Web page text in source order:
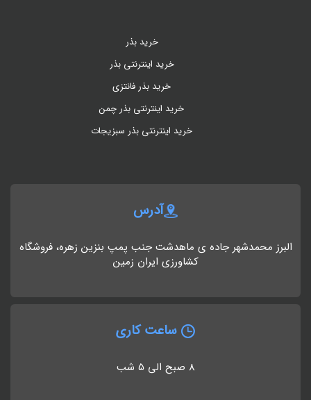
خرید بذر
خرید اینترنتی بذر
خرید بذر فانتزی
خرید اینترنتی بذر چمن
خرید اینترنتی بذر سبزیجات
آدرس
البرز محمدشهر جاده ی ماهدشت جنب پمپ بنزین زهره، فروشگاه
کشاورزی ایران زمین
ساعت کاری
8 صبح الی 5 شب